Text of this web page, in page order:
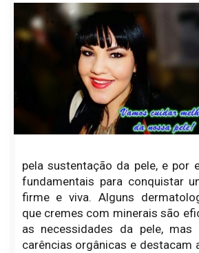
pela sustentação da pele, e por
fundamentais para conquistar
firme e viva. Alguns
que cremes com minerais são
as necessidades da pele, mas
carências orgânicas e destacam